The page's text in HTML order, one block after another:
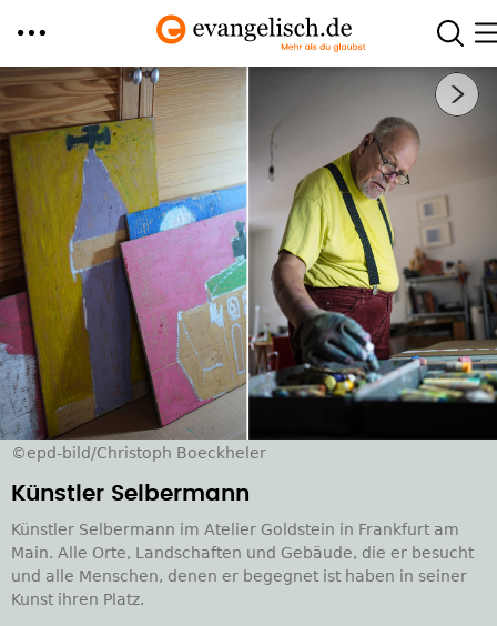
Direkt
zum
Inhalt
Nächstes Bild
©epd-bild/Christoph Boeckheler
Künstler Selbermann
Künstler Selbermann im Atelier Goldstein in Frankfurt am
Main. Alle Orte, Landschaften und Gebäude, die er besucht
und alle Menschen, denen er begegnet ist haben in seiner
Kunst ihren Platz.